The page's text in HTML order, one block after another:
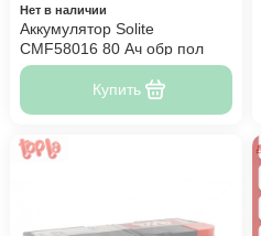
Нет в наличии
Аккумулятор Solite
CMF58016 80 Ач обр пол
Купить